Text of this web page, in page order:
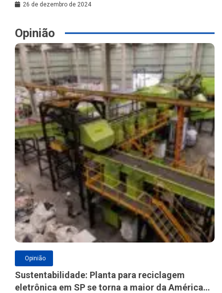
26 de dezembro de 2024
Opinião
Opinião
Sustentabilidade: Planta para reciclagem
eletrônica em SP se torna a maior da América